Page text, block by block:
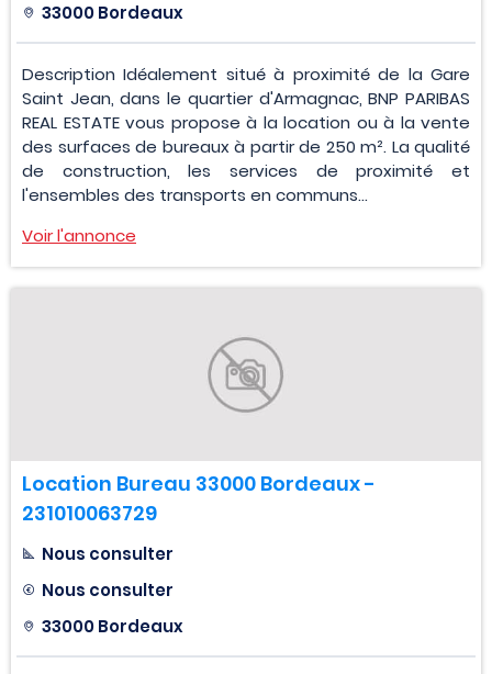
33000 Bordeaux
Description Idéalement situé à proximité de la Gare
Saint Jean, dans le quartier d'Armagnac, BNP PARIBAS
REAL ESTATE vous propose à la location ou à la vente
des surfaces de bureaux à partir de 250 m². La qualité
de construction, les services de proximité et
l'ensembles des transports en communs...
Voir l'annonce
Location Bureau 33000 Bordeaux -
231010063729
Nous consulter
Nous consulter
33000 Bordeaux